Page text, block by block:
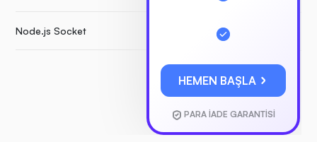
Node.js Socket
HEMEN BAŞLA
PARA İADE GARANTİSİ